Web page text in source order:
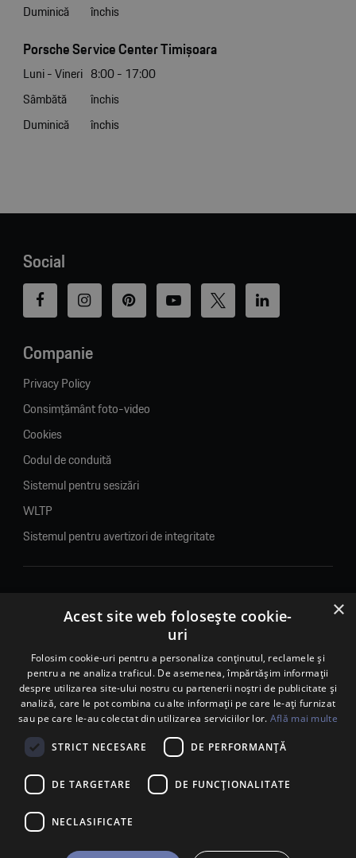
Duminică
închis
Porsche Service Center Timișoara
Luni - Vineri 8:00 - 17:00
Sâmbătă
închis
Duminică
închis
Social
Companie
Privacy Policy
Consimțământ foto-video
Cookies
Codul de conduită
Sistemul pentru sesizări
WLTP
Sistemul pentru avertizori de integritate
© 2026. Porsche Inter Auto Romania. Toate drepturile rezervate.
Porsche Inter Auto Romania SRL
RO22188461 J2007002067233
B-dul Pipera, nr. 2, Sala 1, Etaj 2, Voluntari, jud.Ilfov - sediu
social
B-dul Pipera, nr. 1/X, Centrul Porsche București – PCB,
Voluntari, jud. Ilfov – punct de lucru
Calea Lugojului, nr. 136, loc. Ghiroda, jud. Timiș – punct de
×
Acest site web folosește cookie-
uri
Folosim cookie-uri pentru a personaliza conținutul, reclamele și
pentru a ne analiza traficul. De asemenea, împărtășim informații
despre utilizarea site-ului nostru cu partenerii noștri de publicitate și
analiză, care le pot combina cu alte informații pe care le-ați furnizat
sau pe care le-au colectat din utilizarea serviciilor lor. Află mai multe
STRICT NECESARE DE PERFORMANȚĂ
DE TARGETARE DE FUNCŢIONALITATE
NECLASIFICATE